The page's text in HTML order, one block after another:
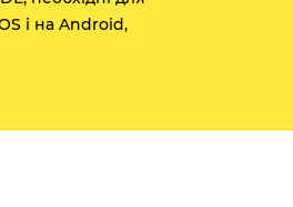
і на Android,